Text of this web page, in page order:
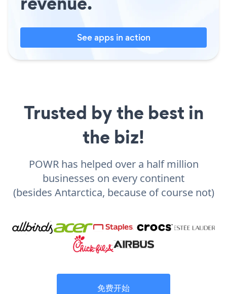
See apps in action
Trusted by the best in
the biz!
POWR has helped over a half million
businesses on every continent
(besides Antarctica, because of course not)
免费开始